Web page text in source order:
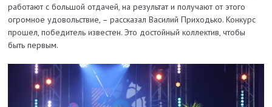
работают с большой отдачей, на результат и получают от этого
огромное удовольствие, – рассказал Василий Приходько. Конкурс
прошел, победитель известен. Это достойный коллектив, чтобы
быть первым.